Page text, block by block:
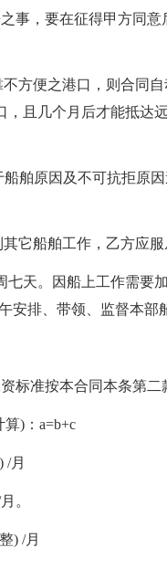
事，要在征得甲方同
方便之港口，则合同
且几个月后才能抵达
舶原因及不可抗拒原
它船舶工作，乙方应服
七天。因船上工作需要
安排、带领、监督本部
标准按本合同本条第二
)：a=b+c
/月
。
) /月